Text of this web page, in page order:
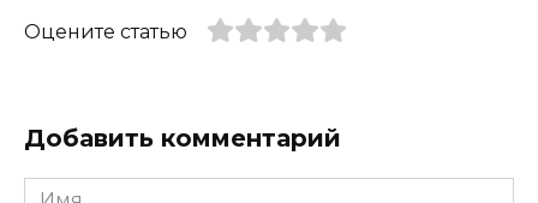
Оцените статью
Добавить комментарий
Имя